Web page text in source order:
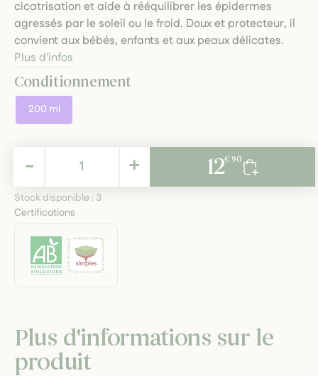
cicatrisation et aide à rééquilibrer les épidermes
agressés par le soleil ou le froid. Doux et protecteur, il
convient aux bébés, enfants et aux peaux délicates.
Plus d'infos
Conditionnement
200 ml
12,90 € TTC+
- 12€ 90
Stock disponible : 3
Certifications
Plus d'informations sur le
produit